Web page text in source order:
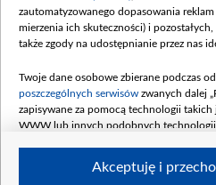
zautomatyzowanego dopasowania
mierzenia ich skuteczności) i
także zgody na udostępnianie przez nas
Twoje dane osobowe zbierane podczas
poszczególnych serwisów zwanych dalej
zapisywane za pomocą technologii
WWW lub innych podobnych
Akceptuję i